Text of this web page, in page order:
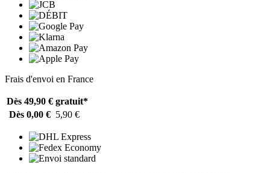
Frais d'envoi en France
Dès 49,90 € gratuit*
Dès 0,00 € 5,90 €